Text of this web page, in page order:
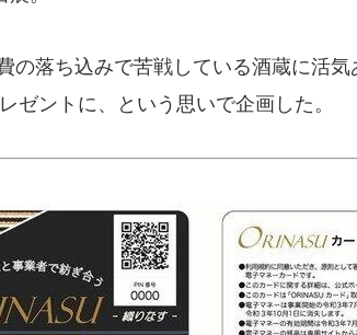
の落ち込みで苦戦している酒蔵に活気
ゼントに、という思いで企画した。